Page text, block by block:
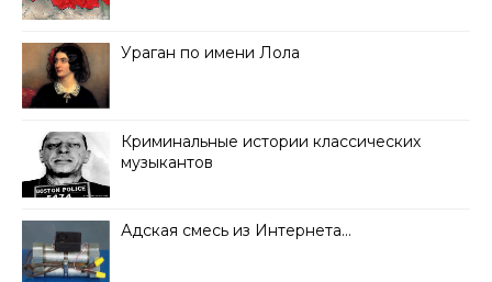
Ураган по имени Лола
Криминальные истории классических
музыкантов
Адская смесь из Интернета…